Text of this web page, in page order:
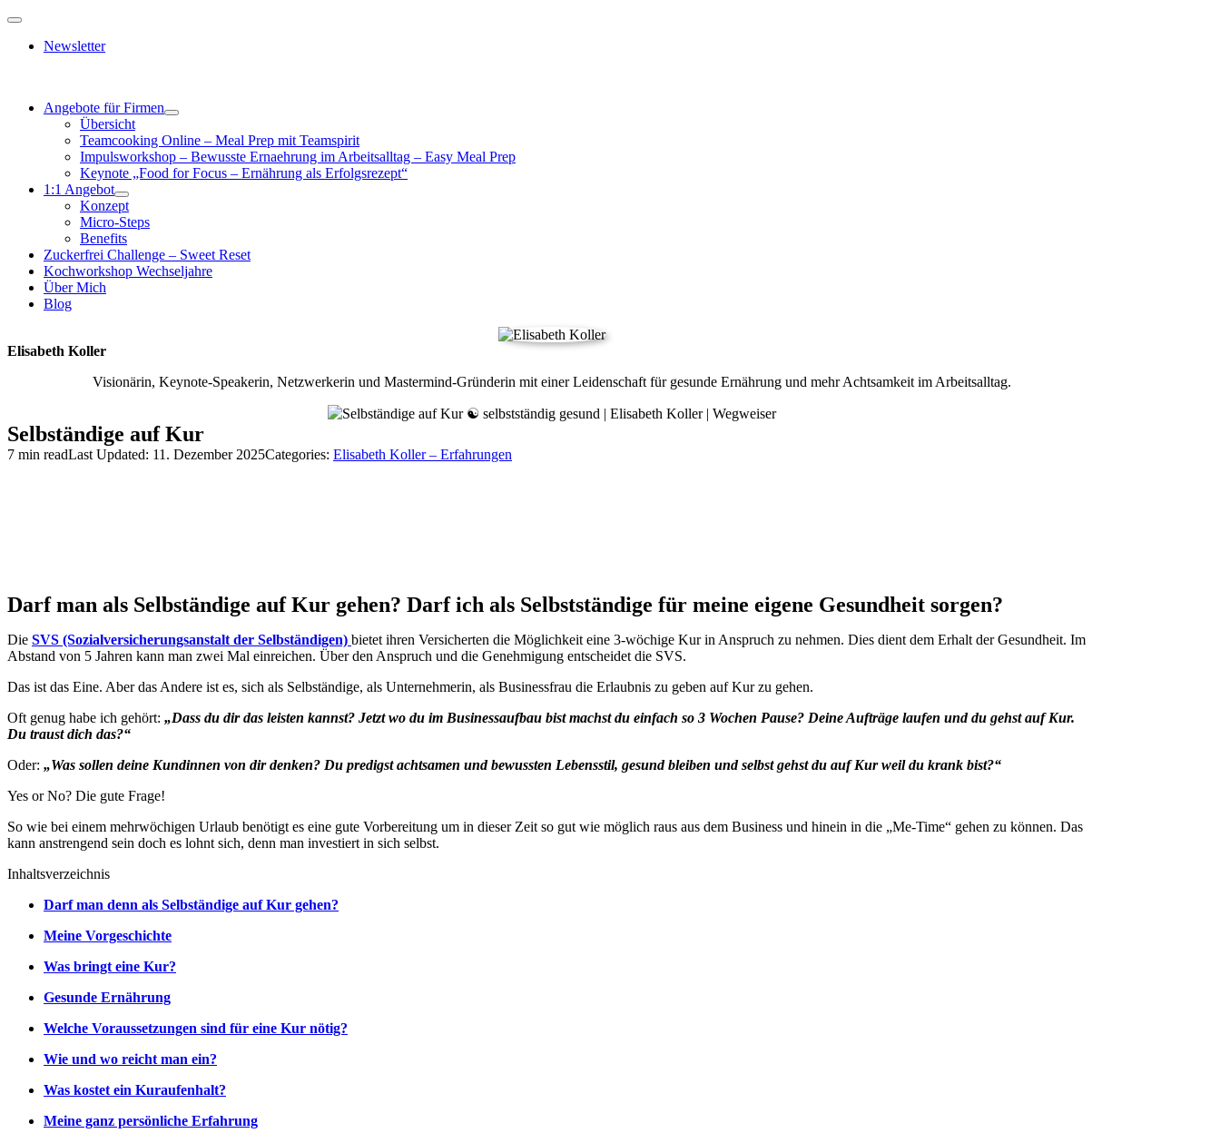
Zum
springen
Toggle
NavigationNewsletter
Angebote für Firmen
Übersicht
Teamcooking Online – Meal Prep mit Teamspirit
Impulsworkshop – Bewusste Ernaehrung im Arbeitsalltag – Easy Meal Prep
Keynote „Food for Focus – Ernährung als Erfolgsrezept“
1:1 Angebot
Konzept
Micro-Steps
Benefits
Zuckerfrei Challenge – Sweet Reset
Kochworkshop Wechseljahre
Über Mich
Blog
Elisabeth Koller
Visionärin, Keynote-Speakerin, Netzwerkerin und Mastermind-Gründerin mit einer Leidenschaft für gesunde Ernährung und mehr Achtsamkeit im Arbeitsalltag.
Selbständige auf Kur
7 min readLast Updated: 11. Dezember 2025Categories: Elisabeth Koller – Erfahrungen
Darf man als Selbständige auf Kur gehen? Darf ich als Selbstständige für meine eigene Gesundheit sorgen?
Die SVS (Sozialversicherungsanstalt der Selbständigen) bietet ihren Versicherten die Möglichkeit eine 3-wöchige Kur in Anspruch zu nehmen. Dies dient dem Erhalt der Gesundheit. Im
Abstand von 5 Jahren kann man zwei Mal einreichen. Über den Anspruch und die Genehmigung entscheidet die SVS.
Das ist das Eine. Aber das Andere ist es, sich als Selbständige, als Unternehmerin, als Businessfrau die Erlaubnis zu geben auf Kur zu gehen.
Oft genug habe ich gehört: „Dass du dir das leisten kannst? Jetzt wo du im Businessaufbau bist machst du einfach so 3 Wochen Pause? Deine Aufträge laufen und du gehst auf Kur.
Du traust dich das?“
Oder: „Was sollen deine Kundinnen von dir denken? Du predigst achtsamen und bewussten Lebensstil, gesund bleiben und selbst gehst du auf Kur weil du krank bist?“
Yes or No? Die gute Frage!
So wie bei einem mehrwöchigen Urlaub benötigt es eine gute Vorbereitung um in dieser Zeit so gut wie möglich raus aus dem Business und hinein in die „Me-Time“ gehen zu können. Das
kann anstrengend sein doch es lohnt sich, denn man investiert in sich selbst.
Inhaltsverzeichnis
Darf man denn als Selbständige auf Kur gehen?
Meine Vorgeschichte
Was bringt eine Kur?
Gesunde Ernährung
Welche Voraussetzungen sind für eine Kur nötig?
Wie und wo reicht man ein?
Was kostet ein Kuraufenhalt?
Meine ganz persönliche Erfahrung